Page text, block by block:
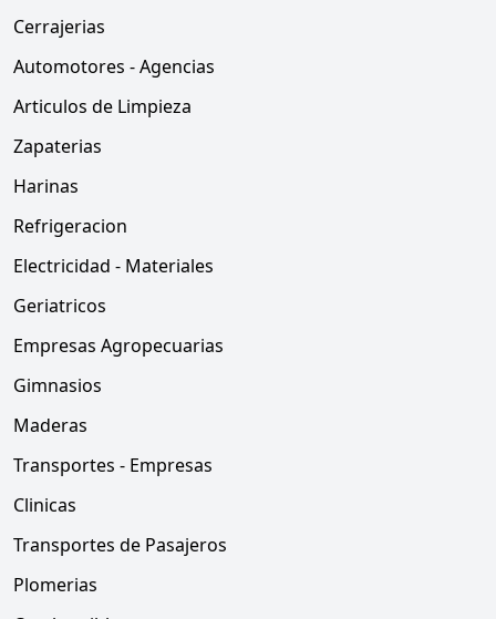
Cerrajerias
Automotores - Agencias
Articulos de Limpieza
Zapaterias
Harinas
Refrigeracion
Electricidad - Materiales
Geriatricos
Empresas Agropecuarias
Gimnasios
Maderas
Transportes - Empresas
Clinicas
Transportes de Pasajeros
Plomerias